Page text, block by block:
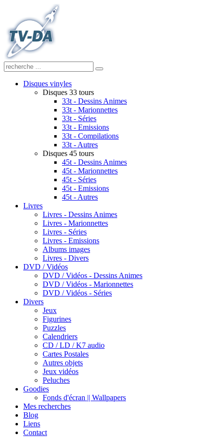
Disques vinyles
Disques 33 tours
33t - Dessins Animes
33t - Marionnettes
33t - Séries
33t - Emissions
33t - Compilations
33t - Autres
Disques 45 tours
45t - Dessins Animes
45t - Marionnettes
45t - Séries
45t - Emissions
45t - Autres
Livres
Livres - Dessins Animes
Livres - Marionnettes
Livres - Séries
Livres - Emissions
Albums images
Livres - Divers
DVD / Vidéos
DVD / Vidéos - Dessins Animes
DVD / Vidéos - Marionnettes
DVD / Vidéos - Séries
Divers
Jeux
Figurines
Puzzles
Calendriers
CD / LD / K7 audio
Cartes Postales
Autres objets
Jeux vidéos
Peluches
Goodies
Fonds d'écran || Wallpapers
Mes recherches
Blog
Liens
Contact